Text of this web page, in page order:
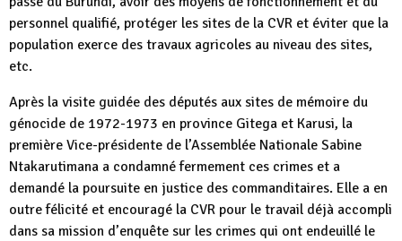
personnel qualifié, protéger les sites de la CVR et éviter que la
population exerce des travaux agricoles au niveau des sites,
etc.
Après la visite guidée des députés aux sites de mémoire du
génocide de 1972-1973 en province Gitega et Karusi, la
première Vice-présidente de l’Assemblée Nationale Sabine
Ntakarutimana a condamné fermement ces crimes et a
demandé la poursuite en justice des commanditaires. Elle a en
outre félicité et encouragé la CVR pour le travail déjà accompli
dans sa mission d’enquête sur les crimes qui ont endeuillé le